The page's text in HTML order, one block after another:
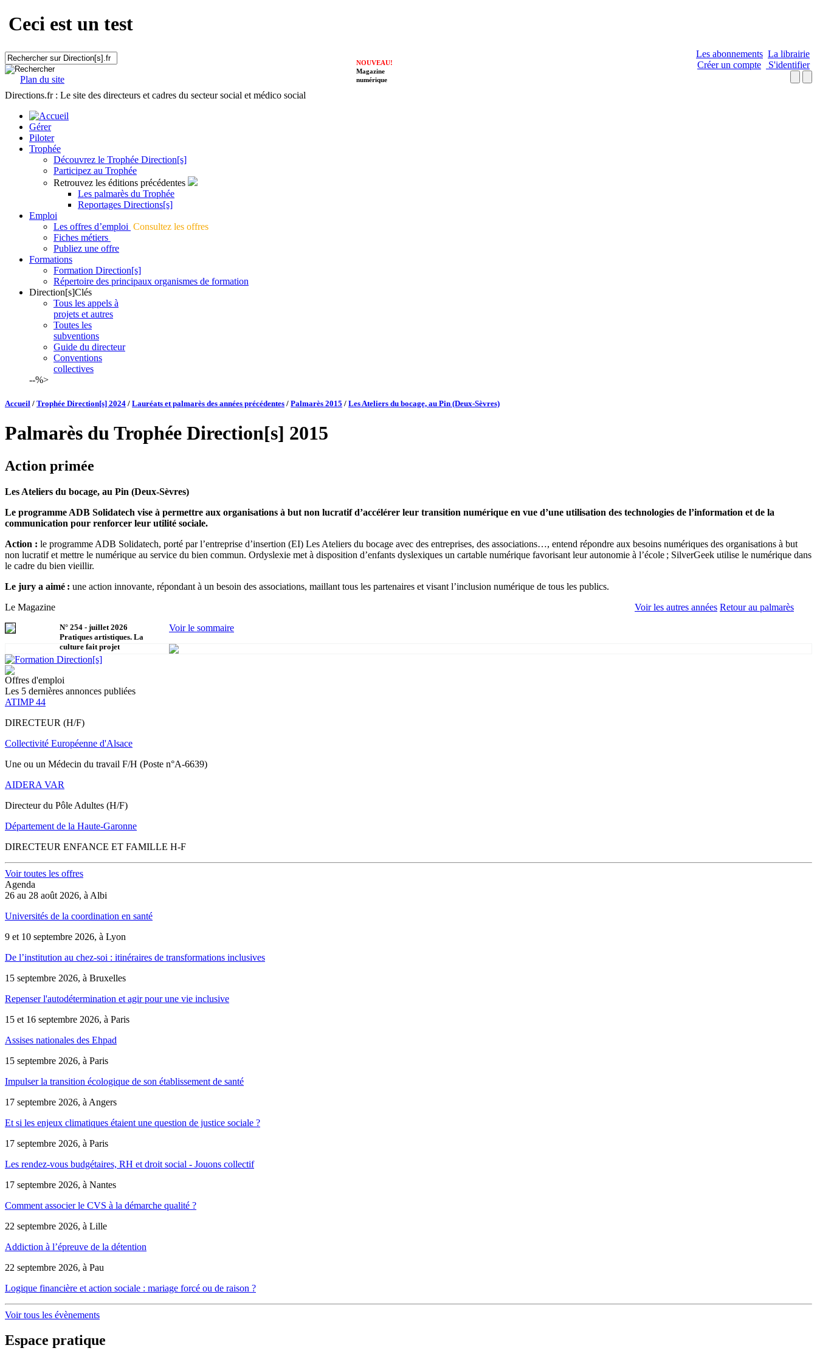
Ceci est un test
Plan du site
Les abonnements La librairie
Créer un compte
S'identifier
NOUVEAU!
Magazine
numérique
Directions.fr : Le site des directeurs et cadres du secteur social et médico social
Gérer
Piloter
Trophée
Découvrez le Trophée Direction[s]
Participez au Trophée
Retrouvez les éditions précédentes
Les palmarès du Trophée
Reportages Directions[s]
Emploi
Les offres d’emploi Consultez les offres
Fiches métiers
Publiez une offre
Formations
Formation Direction[s]
Répertoire des principaux organismes de formation
Direction[s]Clés
Tous les appels à
projets et autres
Toutes les
subventions
Guide du directeur
Conventions
collectives
--%>
Accueil / Trophée Direction[s] 2024 / Lauréats et palmarès des années précédentes / Palmarès 2015 / Les Ateliers du bocage, au Pin (Deux-Sèvres)
Palmarès du Trophée Direction[s] 2015
Action primée
Les Ateliers du bocage, au Pin (Deux-Sèvres)
Le programme ADB Solidatech vise à permettre aux organisations à but non lucratif d’accélérer leur transition numérique en vue d’une utilisation des technologies de l’information et de la
communication pour renforcer leur utilité sociale.
Action : le programme ADB Solidatech, porté par l’entreprise d’insertion (EI) Les Ateliers du bocage avec des entreprises, des associations…, entend répondre aux besoins numériques des organisations à but
non lucratif et mettre le numérique au service du bien commun. Ordyslexie met à disposition d’enfants dyslexiques un cartable numérique favorisant leur autonomie à l’école ; SilverGeek utilise le numérique dans
le cadre du bien vieillir.
Le jury a aimé : une action innovante, répondant à un besoin des associations, maillant tous les partenaires et visant l’inclusion numérique de tous les publics.
Voir les autres années Retour au palmarès
Le Magazine
N° 254 - juillet 2026
Pratiques artistiques. La
culture fait projet
Voir le sommaire
Offres d'emploi
Les 5 dernières annonces publiées
ATIMP 44
DIRECTEUR (H/F)
Collectivité Européenne d'Alsace
Une ou un Médecin du travail F/H (Poste n°A-6639)
AIDERA VAR
Directeur du Pôle Adultes (H/F)
Département de la Haute-Garonne
DIRECTEUR ENFANCE ET FAMILLE H-F
Voir toutes les offres
Agenda
26 au 28 août 2026, à Albi
Universités de la coordination en santé
9 et 10 septembre 2026, à Lyon
De l’institution au chez-soi : itinéraires de transformations inclusives
15 septembre 2026, à Bruxelles
Repenser l'autodétermination et agir pour une vie inclusive
15 et 16 septembre 2026, à Paris
Assises nationales des Ehpad
15 septembre 2026, à Paris
Impulser la transition écologique de son établissement de santé
17 septembre 2026, à Angers
Et si les enjeux climatiques étaient une question de justice sociale ?
17 septembre 2026, à Paris
Les rendez-vous budgétaires, RH et droit social - Jouons collectif
17 septembre 2026, à Nantes
Comment associer le CVS à la démarche qualité ?
22 septembre 2026, à Lille
Addiction à l’épreuve de la détention
22 septembre 2026, à Pau
Logique financière et action sociale : mariage forcé ou de raison ?
Voir tous les évènements
Espace pratique